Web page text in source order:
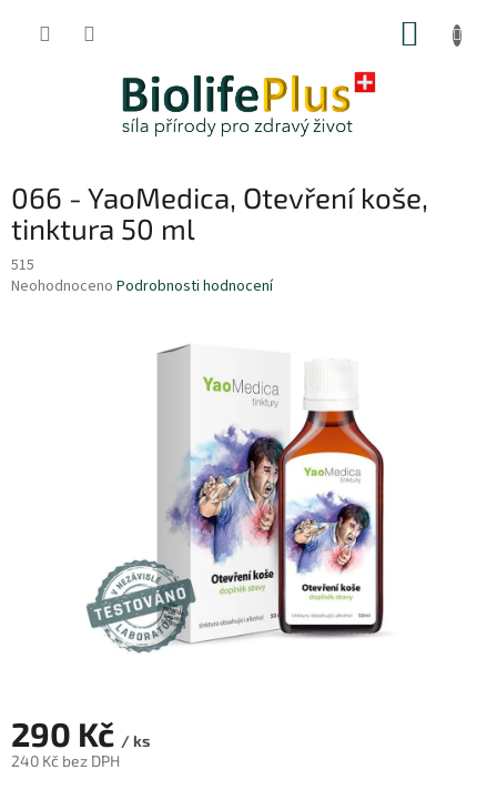
066 - YaoMedica, Otevření koše,
tinktura 50 ml
515
Průměrné
Neohodnoceno Podrobnosti hodnocení
290 Kč / ks
240 Kč bez DPH